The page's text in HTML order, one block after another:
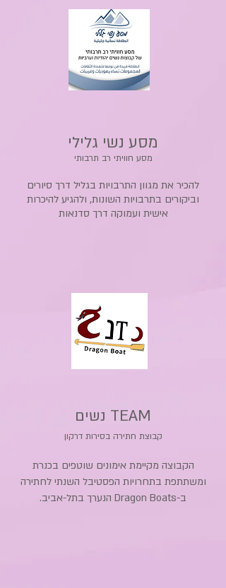
מסע נשי גלילי
מסע חוויתי רב תרבותי
להכיר את מגוון התרבויות בגליל דרך סיורים
וביקורים בתרבויות השונות, ולהגיע להיכרות
אישית ועמוקה דרך סדנאות
TEAM נשים
קבוצת חתירה בסירות דרקון
הקבוצה מקיימת אימונים שוטפים בכנרת
ומשתתפת בתחרויות הפסטיבל השנתי לחתירה
ב-Dragon Boats הנערך בתל-אביב.